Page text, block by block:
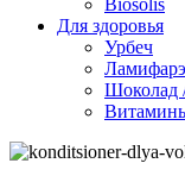
Biosolis
Для здоровья
Урбеч
Шоколад